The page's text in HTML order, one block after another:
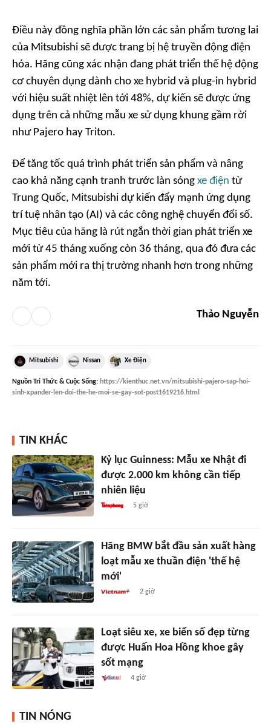
Điều này đồng nghĩa phần lớn các sản phẩm tương lai
của Mitsubishi sẽ được trang bị hệ truyền động điện
hóa. Hãng cũng xác nhận đang phát triển thế hệ động
cơ chuyên dụng dành cho xe hybrid và plug-in hybrid
với hiệu suất nhiệt lên tới 48%, dự kiến sẽ được ứng
dụng trên cả những mẫu xe sử dụng khung gầm rời
như Pajero hay Triton.
Để tăng tốc quá trình phát triển sản phẩm và nâng
cao khả năng cạnh tranh trước làn sóng xe điện từ
Trung Quốc, Mitsubishi dự kiến đẩy mạnh ứng dụng
trí tuệ nhân tạo (AI) và các công nghệ chuyển đổi số.
Mục tiêu của hãng là rút ngắn thời gian phát triển xe
mới từ 45 tháng xuống còn 36 tháng, qua đó đưa các
sản phẩm mới ra thị trường nhanh hơn trong những
năm tới.
Thảo Nguyễn
Mitsubishi Nissan Xe Điện
Nguồn Tri Thức & Cuộc Sống: https://kienthuc.net.vn/mitsubishi-pajero-sap-hoi-
sinh-xpander-len-doi-the-he-moi-se-gay-sot-post1619216.html
TIN KHÁC
Kỷ lục Guinness: Mẫu xe Nhật đi
được 2.000 km không cần tiếp
nhiên liệu
5 giờ
Hãng BMW bắt đầu sản xuất hàng
loạt mẫu xe thuần điện 'thế hệ
mới'
2 giờ
Loạt siêu xe, xe biển số đẹp từng
được Huấn Hoa Hồng khoe gây
sốt mạng
4 giờ
TIN NÓNG